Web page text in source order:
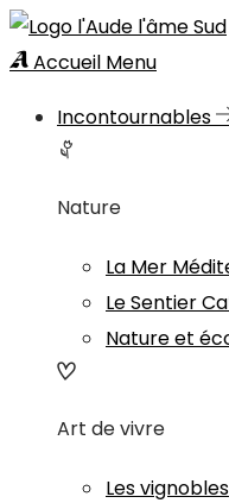
Accueil Menu
Incontournables
Nature
La Mer
Le Sentier
Nature et
Art de vivre
Les vignobles